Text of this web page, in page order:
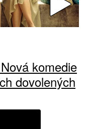
komedie
dovolených